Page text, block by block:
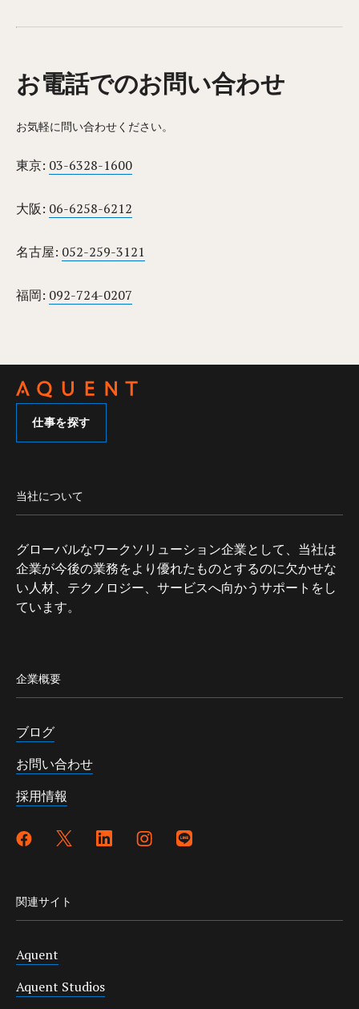
お電話でのお問い合わせ
お気軽に問い合わせください。
東京: 03-6328-1600
大阪: 06-6258-6212
名古屋: 052-259-3121
福岡: 092-724-0207
仕事を探す
当社について
グローバルなワークソリューション企業として、当社は
企業が今後の業務をより優れたものとするのに欠かせな
い人材、テクノロジー、サービスへ向かうサポートをし
ています。
企業概要
ブログ
お問い合わせ
採用情報
関連サイト
Aquent
Aquent Studios